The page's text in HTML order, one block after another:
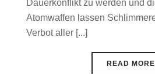
Dauerkonflikt zu werden und
Atomwaffen lassen
Verbot aller [...]
READ MORE